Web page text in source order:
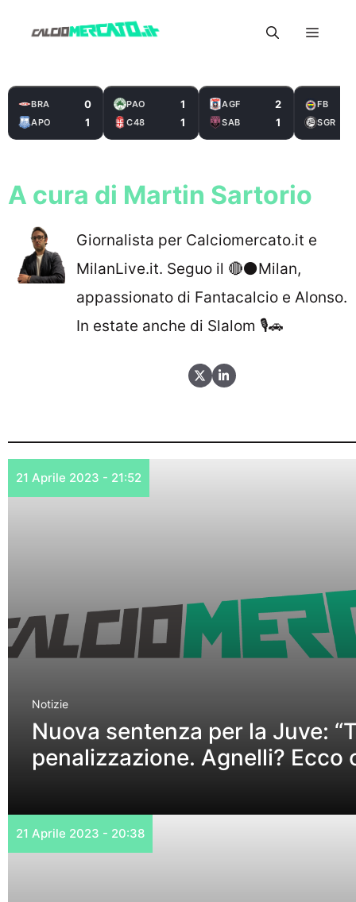
Menu
BRA 0
APO 1
PAO 1
C48 1
AGF 2
SAB 1
FB
SGR
A cura di Martin Sartorio
Giornalista per Calciomercato.it e
MilanLive.it. Seguo il 🔴⚫️Milan,
appassionato di Fantacalcio e Alonso.
In estate anche di Slalom 🎙🚗
21 Aprile 2023 - 21:52
Notizie
Nuova sentenza per la Juve:
penalizzazione. Agnelli? Ecco
21 Aprile 2023 - 20:38